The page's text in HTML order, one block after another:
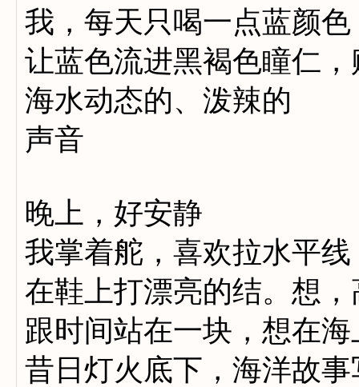
我，每天只喝一点蓝颜
让蓝色流进黑褐色瞳仁，
海水动态的、泼辣的
声音
晚上，好安静
我掌着舵，喜欢拉水平线
在鞋上打漂亮的结。想
跟时间站在一块，想在
昔日灯火底下，海洋故事